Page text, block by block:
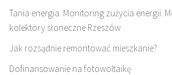
Tania energia. Monitoring zużycia energii.
kolektory słoneczne Rzeszów
Jak rozsądnie remontować mieszkanie?
Dofinansowanie na fotowoltaikę